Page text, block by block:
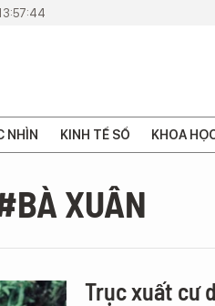
NHÌN KINH TẾ SỐ KHOA
XUÂN
Trục xuất cư